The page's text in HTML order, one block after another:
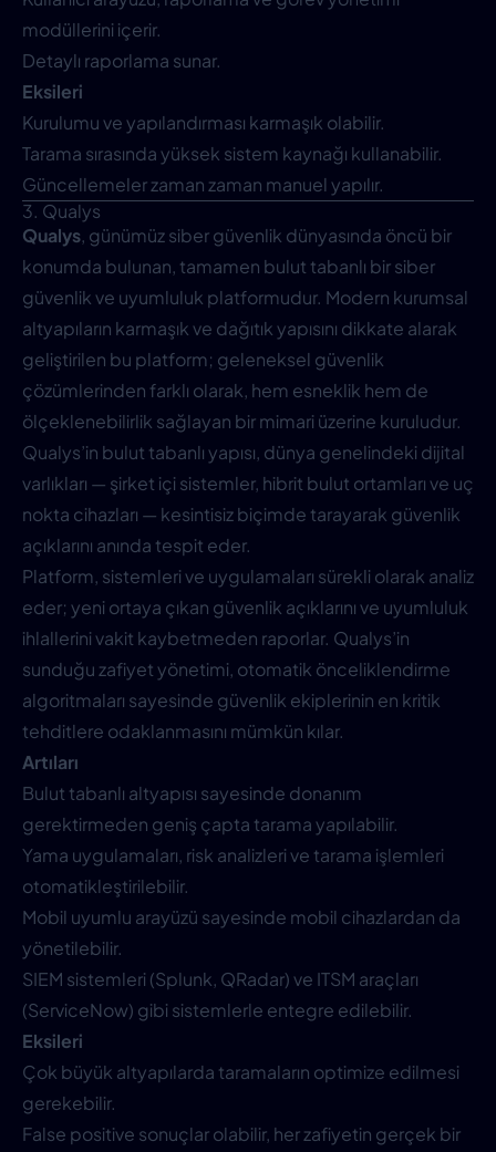
modüllerini içerir.
Detaylı raporlama sunar.
Eksileri
Kurulumu ve yapılandırması karmaşık olabilir.
Tarama sırasında yüksek sistem kaynağı kullanabilir.
Güncellemeler zaman zaman manuel yapılır.
3. Qualys
Qualys, günümüz siber güvenlik dünyasında öncü bir
konumda bulunan, tamamen bulut tabanlı bir siber
güvenlik ve uyumluluk platformudur. Modern kurumsal
altyapıların karmaşık ve dağıtık yapısını dikkate alarak
geliştirilen bu platform; geleneksel güvenlik
çözümlerinden farklı olarak, hem esneklik hem de
ölçeklenebilirlik sağlayan bir mimari üzerine kuruludur.
Qualys’in bulut tabanlı yapısı, dünya genelindeki dijital
varlıkları — şirket içi sistemler, hibrit bulut ortamları ve uç
nokta cihazları — kesintisiz biçimde tarayarak güvenlik
açıklarını anında tespit eder.
Platform, sistemleri ve uygulamaları sürekli olarak analiz
eder; yeni ortaya çıkan güvenlik açıklarını ve uyumluluk
ihlallerini vakit kaybetmeden raporlar. Qualys’in
sunduğu zafiyet yönetimi, otomatik önceliklendirme
algoritmaları sayesinde güvenlik ekiplerinin en kritik
tehditlere odaklanmasını mümkün kılar.
Artıları
Bulut tabanlı altyapısı sayesinde donanım
gerektirmeden geniş çapta tarama yapılabilir.
Yama uygulamaları, risk analizleri ve tarama işlemleri
otomatikleştirilebilir.
Mobil uyumlu arayüzü sayesinde mobil cihazlardan da
yönetilebilir.
SIEM sistemleri (Splunk, QRadar) ve ITSM araçları
(ServiceNow) gibi sistemlerle entegre edilebilir.
Eksileri
Çok büyük altyapılarda taramaların optimize edilmesi
gerekebilir.
False positive sonuçlar olabilir, her zafiyetin gerçek bir